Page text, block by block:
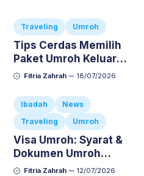
Traveling Umroh
Tips Cerdas Memilih
Paket Umroh Keluarga
Agar Ibadah Si Kecil
Repot
Fitria Zahrah 18/07/2026
Ibadah
News
Traveling
Umroh
Visa Umroh: Syarat &
Dokumen Umroh
Keluarga Lengkap dan
Fitria Zahrah 12/07/2026